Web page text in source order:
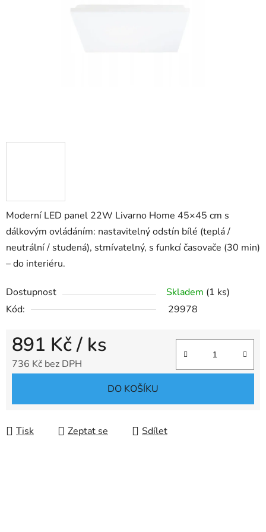
Moderní LED panel 22W Livarno Home 45×45 cm s
dálkovým ovládáním: nastavitelný odstín bílé (teplá /
neutrální / studená), stmívatelný, s funkcí časovače (30 min)
– do interiéru.
Dostupnost Skladem (1 ks)
Kód:
29978
891 Kč/ ks
736 Kč bez DPH
DO KOŠÍKU
Tisk Zeptat se Sdílet